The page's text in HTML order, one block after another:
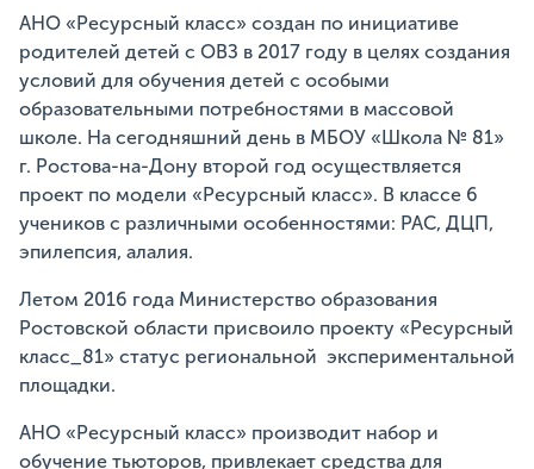
АНО «Ресурсный класс» создан по инициативе
родителей детей с ОВЗ в 2017 году в целях создания
условий для обучения детей с особыми
образовательными потребностями в массовой
школе. На сегодняшний день в МБОУ «Школа № 81»
г. Ростова-на-Дону второй год осуществляется
проект по модели «Ресурсный класс». В классе 6
учеников с различными особенностями: РАС, ДЦП,
эпилепсия, алалия.
Летом 2016 года Министерство образования
Ростовской области присвоило проекту «Ресурсный
класс_81» статус региональной экспериментальной
площадки.
АНО «Ресурсный класс» производит набор и
обучение тьюторов, привлекает средства для